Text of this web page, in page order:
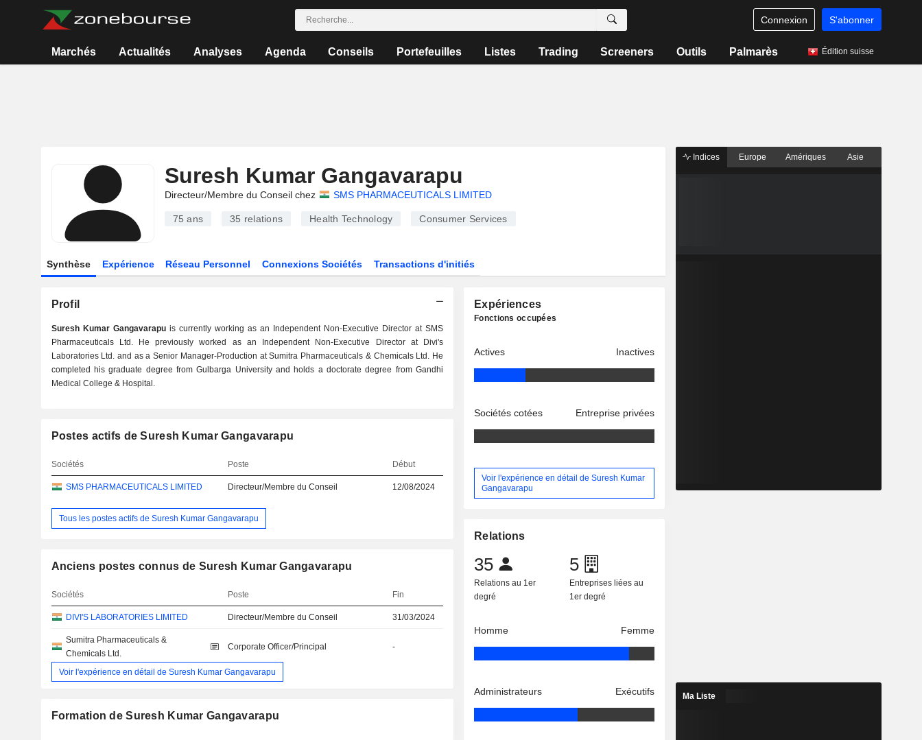
Connexion S'abonner
Marchés Actualités Analyses Agenda Conseils Portefeuilles Listes Trading Screeners Outils Palmarès Édition suisse
Suresh Kumar Gangavarapu
Directeur/Membre du Conseil chez SMS PHARMACEUTICALS LIMITED
75 ans 35 relations Health Technology Consumer Services
Synthèse Expérience Réseau Personnel Connexions Sociétés Transactions d'initiés
Profil
Suresh Kumar Gangavarapuis currently working as an Independent Non-Executive Director at SMS
Pharmaceuticals Ltd. He previously worked as an Independent Non-Executive Director at Divi's
Laboratories Ltd. and as a Senior Manager-Production at Sumitra Pharmaceuticals & Chemicals Ltd. He
completed his graduate degree from Gulbarga University and holds a doctorate degree from Gandhi
Medical College & Hospital.
Postes actifs de Suresh Kumar Gangavarapu
Sociétés Poste Début
SMS PHARMACEUTICALS LIMITED Directeur/Membre du Conseil 12/08/2024
Tous les postes actifs de Suresh Kumar Gangavarapu
Anciens postes connus de Suresh Kumar Gangavarapu
Sociétés Poste Fin
DIVI'S LABORATORIES LIMITED Directeur/Membre du Conseil 31/03/2024
Sumitra Pharmaceuticals &
Chemicals Ltd.
Corporate Officer/Principal -
Voir l'expérience en détail de Suresh Kumar Gangavarapu
Formation de Suresh Kumar Gangavarapu
Expériences
Fonctions occupées
Actives Inactives
Sociétés cotées Entreprise privées
Voir l'expérience en détail de Suresh Kumar
Gangavarapu
Relations
35
Relations au 1er
degré
5
Entreprises liées au
1er degré
Homme Femme
Administrateurs Exécutifs
Indices Europe Amériques Asie
Ma Liste